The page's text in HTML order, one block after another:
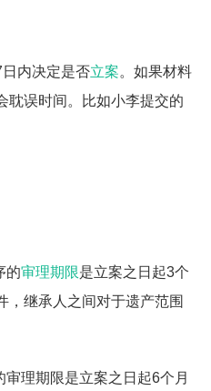
内决定是否立案。如果材料
耽误时间。比如小李提交的
的审理期限是立案之日起3个
，继承人之间对于遗产范围
理期限是立案之日起6个月